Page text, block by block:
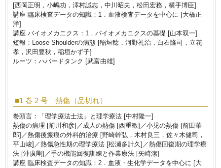
[西岡正明，小嶋功，澤村誠志，中川昭夫，松田宏務，横手博臣]
講座 臨床検査データの知識：1．血液検査データを中心に [大橋正
洋]
講座 バイオメカニクス：1．バイオメカニクスの基礎 [山本双一]
短報：Loose Shoulderの病態 [稲垣稔，河野礼治，白石隆司，立花
孝，沢田豊秋，稲垣かず子]
ルーツ：ハバードタンク [武富由雄]
■1 巻 2 号 熱傷（品切れ）
巻頭言：「理学療法士法」と理学療法 [中村隆一]
熱傷の病理 [前川和彦]／成人の熱傷 [西重敬]／小児の熱傷 [前田華
郎]／熱傷後瘢痕の外科的治療 [野崎幹弘，木村良三，佐々木健司，
平山峻]／熱傷急性期の理学療法 [松瀬多計久]／熱傷回復期の理学療
法 [沖廣剛]／手の機能回復訓練と作業療法 [矢崎潔]
講座 臨床検査データの知識：2．血液・生化学データを中心に [大